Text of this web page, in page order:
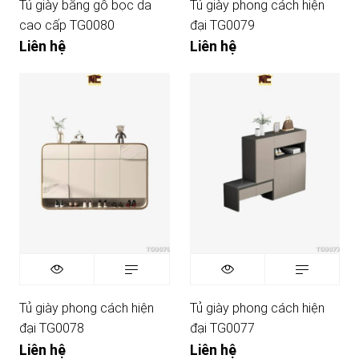
Tủ giày bằng gỗ bọc da
cao cấp TG0080
Liên hệ
Tủ giày phong cách hiện
đại TG0079
Liên hệ
Tủ giày phong cách hiện
đại TG0078
Liên hệ
Tủ giày phong cách hiện
đại TG0077
Liên hệ